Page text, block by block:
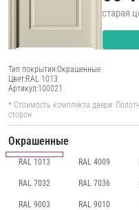
Тип покрытия:Окрашенные
Цвет:RAL 1013
Артикул:100021
* Стоимость комплекта двери:
сторон
Окрашенные
RAL 1013 RAL 4009
RAL 7032 RAL 7036
RAL 9003 RAL 9010